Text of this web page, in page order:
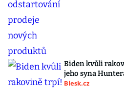
Biden kvůli
jeho syna
Blesk.cz